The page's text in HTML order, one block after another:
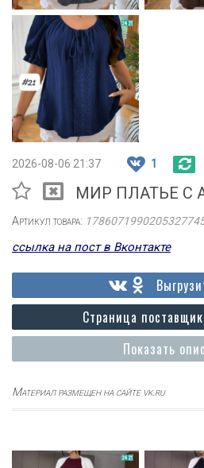
2026-08-06 21:37 1
МИР ПЛАТЬЕ С
Артикул товара:
ссылка на пост в Вконтакте
Показать
Страница
Материал размещен на сайте vk.ru